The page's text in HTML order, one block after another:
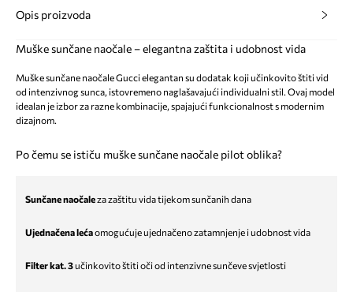
Opis proizvoda
Muške sunčane naočale – elegantna zaštita i udobnost vida
Muške sunčane naočale Gucci elegantan su dodatak koji učinkovito štiti vid
od intenzivnog sunca, istovremeno naglašavajući individualni stil. Ovaj model
idealan je izbor za razne kombinacije, spajajući funkcionalnost s modernim
dizajnom.
Po čemu se ističu muške sunčane naočale pilot oblika?
Sunčane naočaleza zaštitu vida tijekom sunčanih dana
Ujednačena lećaomogućuje ujednačeno zatamnjenje i udobnost vida
Filter kat. 3učinkovito štiti oči od intenzivne sunčeve svjetlosti